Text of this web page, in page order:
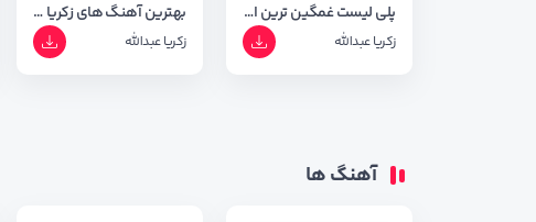
پلی لیست غمگین ترین اهنگ های زکریا عبدالله ( آپدیت 1403 )
زکریا عبدالله
بهترین آهنگ های زکریا عبدالله
زکریا عبدالله
آهنگ ها